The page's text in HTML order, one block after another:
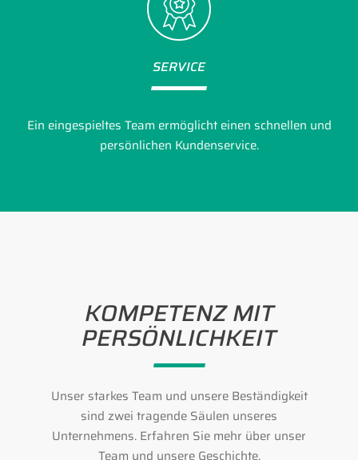
SERVICE
Ein eingespieltes Team ermöglicht einen schnellen und
persönlichen Kundenservice.
KOMPETENZ MIT
PERSÖNLICHKEIT
Unser starkes Team und unsere Beständigkeit
sind zwei tragende Säulen unseres
Unternehmens. Erfahren Sie mehr über unser
Team und unsere Geschichte.